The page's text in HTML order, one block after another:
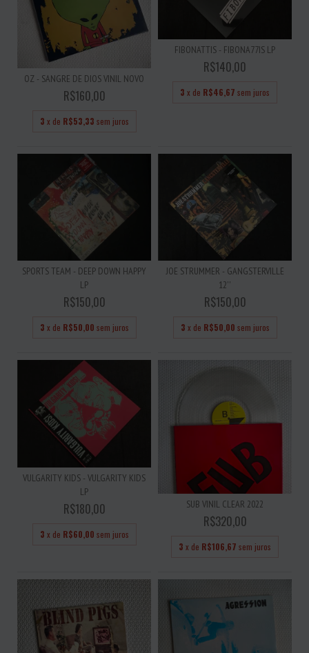
OZ - SANGRE DE DIOS VINIL NOVO
R$160,00
3 x de R$53,33 sem juros
FIBONATTIS - FIBONA77IS LP
R$140,00
3 x de R$46,67 sem juros
SPORTS TEAM - DEEP DOWN HAPPY
LP
R$150,00
3 x de R$50,00 sem juros
JOE STRUMMER - GANGSTERVILLE
12''
R$150,00
3 x de R$50,00 sem juros
VULGARITY KIDS - VULGARITY KIDS
LP
R$180,00
3 x de R$60,00 sem juros
SUB VINIL CLEAR 2022
R$320,00
3 x de R$106,67 sem juros